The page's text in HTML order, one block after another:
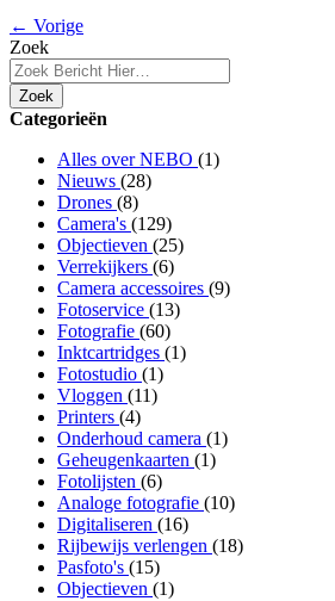
← Vorige
Zoek
Zoek
Categorieën
Alles over NEBO (1)
Nieuws (28)
Drones (8)
Camera's (129)
Objectieven (25)
Verrekijkers (6)
Camera accessoires (9)
Fotoservice (13)
Fotografie (60)
Inktcartridges (1)
Fotostudio (1)
Vloggen (11)
Printers (4)
Onderhoud camera (1)
Geheugenkaarten (1)
Fotolijsten (6)
Analoge fotografie (10)
Digitaliseren (16)
Rijbewijs verlengen (18)
Pasfoto's (15)
Objectieven (1)